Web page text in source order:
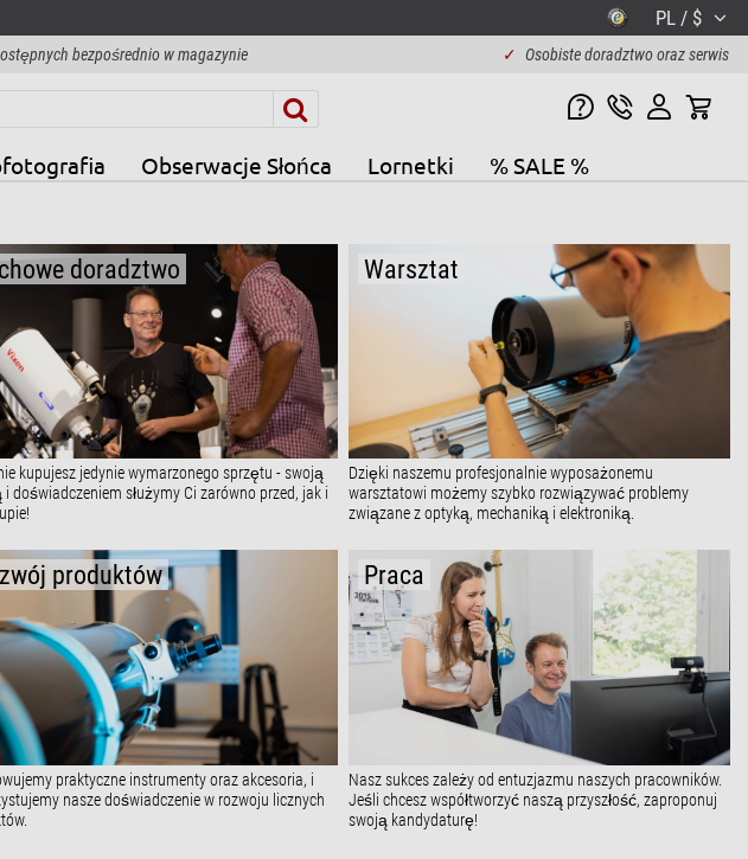
PL / $
bezpośrednio w magazynie ✓ Osobiste doradztwo oraz serwis
Obserwacje Słońca Lornetki % SALE %
doradztwo
kupujesz jedynie wymarzonego sprzętu - swoją
i doświadczeniem służymy Ci zarówno przed, jak i
Warsztat
Dzięki naszemu profesjonalnie wyposażonemu
warsztatowi możemy szybko rozwiązywać problemy
związane z optyką, mechaniką i elektroniką.
produktów
praktyczne instrumenty oraz akcesoria, i
nasze doświadczenie w rozwoju licznych
Praca
Nasz sukces zależy od entuzjazmu naszych pracowników.
Jeśli chcesz współtworzyć naszą przyszłość, zaproponuj
swoją kandydaturę!